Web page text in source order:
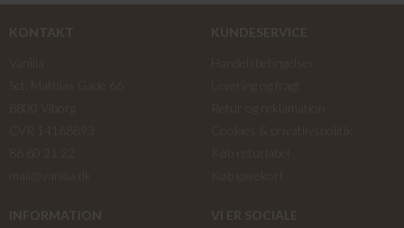
KONTAKT
KUNDESERVICE
INFORMATION VI ER SOCIALE